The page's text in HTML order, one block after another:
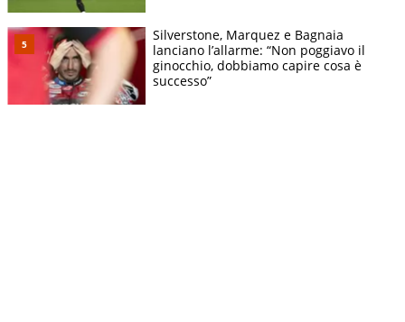
Silverstone, Marquez e Bagnaia
lanciano l’allarme: “Non poggiavo il
ginocchio, dobbiamo capire cosa è
successo”